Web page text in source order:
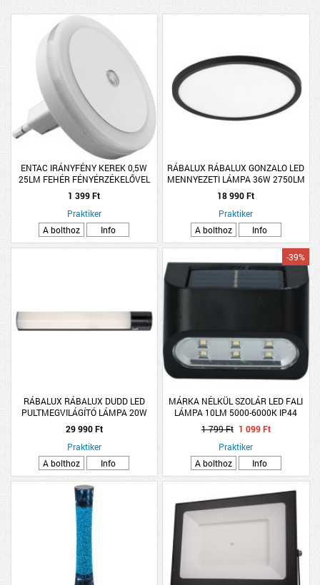
ENTAC IRÁNYFÉNY KEREK 0,5W
25LM FEHÉR FÉNYÉRZÉKELŐVEL
1 399 Ft
Praktiker
A bolthoz
Info
RÁBALUX RÁBALUX GONZALO LED
MENNYEZETI LÁMPA 36W 2750LM
3000-6000K IP20 40X2,5CM FEKETE
18 990 Ft
Praktiker
A bolthoz
Info
RÁBALUX RÁBALUX DUDD LED
PULTMEGVILÁGÍTÓ LÁMPA 20W
1200LM 4000K IP44 87X8,5CM
FEKETE
29 990 Ft
Praktiker
A bolthoz
Info
MÁRKA NÉLKÜL SZOLÁR LED FALI
LÁMPA 10LM 5000-6000K IP44
9X7,5X4,5CM FEKETE
-39%
1 799 Ft 1 099 Ft
Praktiker
A bolthoz
Info